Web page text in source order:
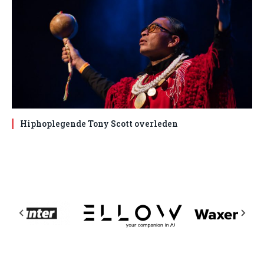
Hiphoplegende Tony Scott overleden